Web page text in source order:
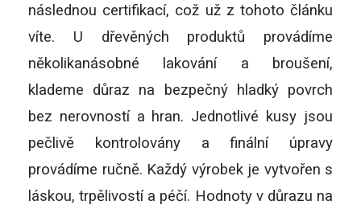
následnou certifikací, což už z tohoto článku
víte. U dřevěných produktů provádíme
několikanásobné lakování a broušení,
klademe důraz na bezpečný hladký povrch
bez nerovností a hran. Jednotlivé kusy jsou
pečlivě kontrolovány a finální úpravy
provádíme ručně. Každý výrobek je vytvořen s
láskou, trpělivostí a péčí. Hodnoty v důrazu na